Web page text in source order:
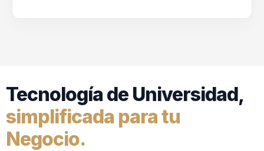
Tecnología de Universidad,
simplificada para tu
Negocio.